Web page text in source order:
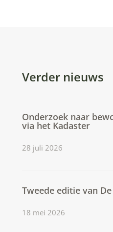
Verder nieuws
Onderzoek naar
via het Kadaster
28 juli 2026
Tweede editie van
18 mei 2026